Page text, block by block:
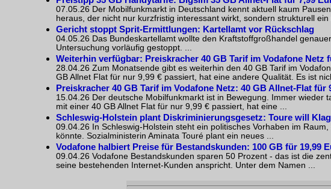
07.05.26 Der Mobilfunkmarkt in Deutschland kennt aktuell kaum
heraus, der nicht nur kurzfristig interessant wirkt, sondern strukturell ein
Gericht stoppt Sprit-Ermittlungen: Kartellamt vor Rückschlag
04.05.26 Das Bundeskartellamt wollte den Kraftstoffgroßhandel
Untersuchung vorläufig gestoppt. ...
Weiterhin verfügbar: Preiskracher 40 GB Tarif im Vodafone Netz
28.04.26 Zum Monatsende gibt es weiterhin den 40 GB Tarif im
GB Allnet Flat für nur 9,99 € passiert, hat eine andere Qualität. Es ist
Preiskracher 40 GB Tarif im Vodafone Netz: 40 GB Allnet-Flat für
15.04.26 Der deutsche Mobilfunkmarkt ist in Bewegung. Immer wieder
mit einer 40 GB Allnet Flat für nur 9,99 € passiert, hat eine ...
Schleswig-Holstein plant Diskriminierungsgesetz: Toure will
09.04.26 In Schleswig-Holstein steht ein politisches Vorhaben im
könnte. Sozialministerin Aminata Touré plant ein neues ...
Vodafone halbiert Preise für Bestandskunden: 100 GB für 19,99
09.04.26 Vodafone Bestandskunden sparen 50 Prozent - das ist die
seine bestehenden Internet-Kunden anspricht. Unter dem Namen ...